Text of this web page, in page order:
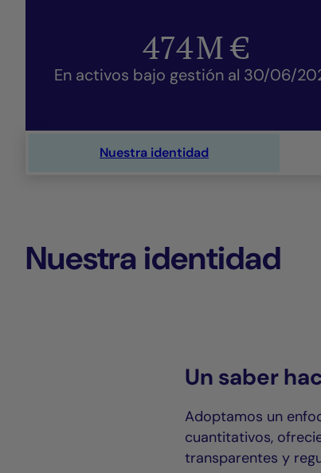
474M €
En activos bajo gestión al 30/06/
Nuestra identidad
Nuestra identidad
Un saber
Adoptamos un
cuantitativos,
transparentes y